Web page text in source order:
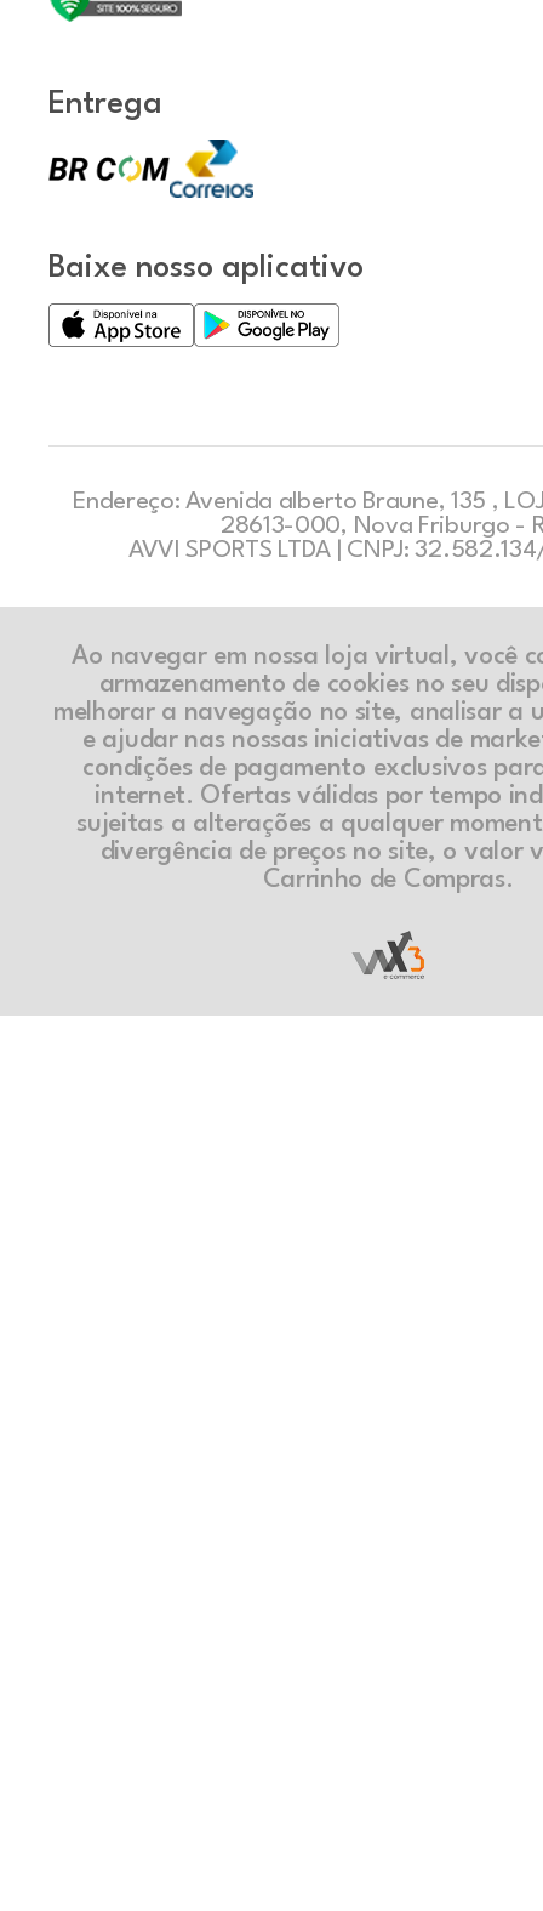
Entrega
Baixe nosso aplicativo
Endereço: Avenida alberto Braune, 135 ,
28613-000, Nova Friburgo -
AVVI SPORTS LTDA | CNPJ:
Ao navegar em nossa loja virtual, você
armazenamento de cookies no seu
melhorar a navegação no site, analisar a
e ajudar nas nossas iniciativas de
condições de pagamento exclusivos
internet. Ofertas válidas por tempo
sujeitas a alterações a qualquer
divergência de preços no site, o valor
Carrinho de Compras.